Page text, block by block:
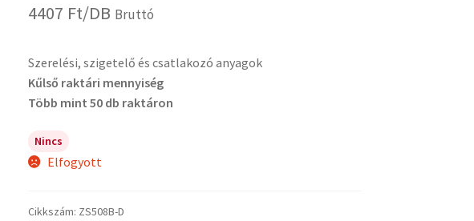
4407 Ft/DB Bruttó
Szerelési, szigetelő és csatlakozó anyagok
Kűlső raktári mennyiség
Több mint 50 db raktáron
Nincs
Elfogyott
Cikkszám: ZS508B-D